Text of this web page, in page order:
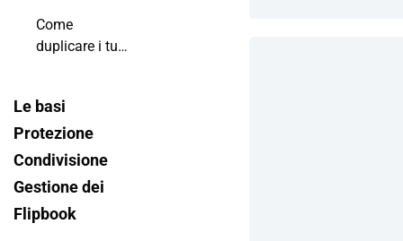
flipbook?
flipbook?
Come
duplicare i tuoi
con le
scorciatoie
Le basi
Protezione
Condivisione
Gestione dei
Flipbook